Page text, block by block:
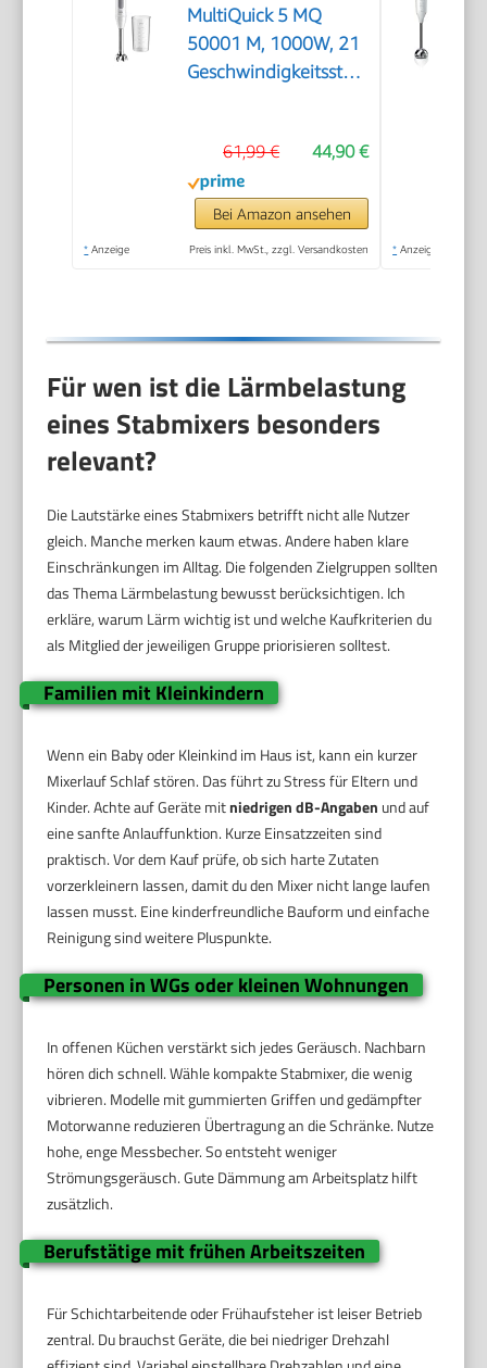
MultiQuick 5 MQ
50001 M, 1000W, 21
Geschwindigkeitsstufen+Turbo,
SplashControl, Inkl.
600ml Becher, Weiß
44,90 €
61,99 €
Bei Amazon ansehen
* Anzeige Preis inkl. MwSt., zzgl. Versandkosten * Anzeige
Für wen ist die Lärmbelastung
eines Stabmixers besonders
relevant?
Die Lautstärke eines Stabmixers betrifft nicht alle Nutzer
gleich. Manche merken kaum etwas. Andere haben klare
Einschränkungen im Alltag. Die folgenden Zielgruppen sollten
das Thema Lärmbelastung bewusst berücksichtigen. Ich
erkläre, warum Lärm wichtig ist und welche Kaufkriterien du
als Mitglied der jeweiligen Gruppe priorisieren solltest.
Familien mit Kleinkindern
Wenn ein Baby oder Kleinkind im Haus ist, kann ein kurzer
Mixerlauf Schlaf stören. Das führt zu Stress für Eltern und
Kinder. Achte auf Geräte mitniedrigen dB-Angaben und auf
eine sanfte Anlauffunktion. Kurze Einsatzzeiten sind
praktisch. Vor dem Kauf prüfe, ob sich harte Zutaten
vorzerkleinern lassen, damit du den Mixer nicht lange laufen
lassen musst. Eine kinderfreundliche Bauform und einfache
Reinigung sind weitere Pluspunkte.
Personen in WGs oder kleinen Wohnungen
In offenen Küchen verstärkt sich jedes Geräusch. Nachbarn
hören dich schnell. Wähle kompakte Stabmixer, die wenig
vibrieren. Modelle mit gummierten Griffen und gedämpfter
Motorwanne reduzieren Übertragung an die Schränke. Nutze
hohe, enge Messbecher. So entsteht weniger
Strömungsgeräusch. Gute Dämmung am Arbeitsplatz hilft
zusätzlich.
Berufstätige mit frühen Arbeitszeiten
Für Schichtarbeitende oder Frühaufsteher ist leiser Betrieb
zentral. Du brauchst Geräte, die bei niedriger Drehzahl